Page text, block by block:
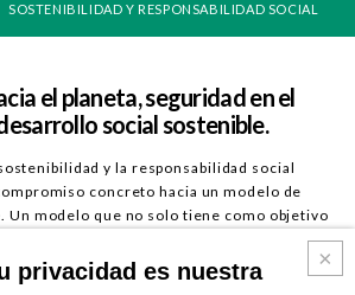
SOSTENIBILIDAD Y RESPONSABILIDAD SOCIAL
el planeta, seguridad en el
social sostenible.
y la responsabilidad social
concreto hacia un modelo de
Un modelo que no solo tiene como objetivo
a largo plazo, sino que también cuida
que opera y del bienestar social de las
privacidad es nuestra